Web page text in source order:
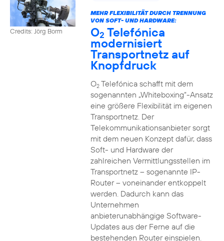
Credits: Jörg Borm
MEHR FLEXIBILITÄT DURCH TRENNUNG
VON SOFT- UND HARDWARE:
O2 Telefónica
modernisiert
Transportnetz auf
Knopfdruck
O2Telefónica schafft mit dem
sogenannten „Whiteboxing“-Ansatz
eine größere Flexibilität im eigenen
Transportnetz. Der
Telekommunikationsanbieter sorgt
mit dem neuen Konzept dafür, dass
Soft- und Hardware der
zahlreichen Vermittlungsstellen im
Transportnetz – sogenannte IP-
Router – voneinander entkoppelt
werden. Dadurch kann das
Unternehmen
anbieterunabhängige Software-
Updates aus der Ferne auf die
bestehenden Router einspielen.